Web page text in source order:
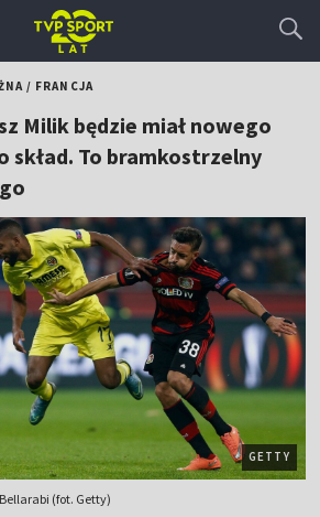
/ FRANCJA
Milik będzie miał nowego
skład. To bramkostrzelny
GETTY
(fot. Getty)